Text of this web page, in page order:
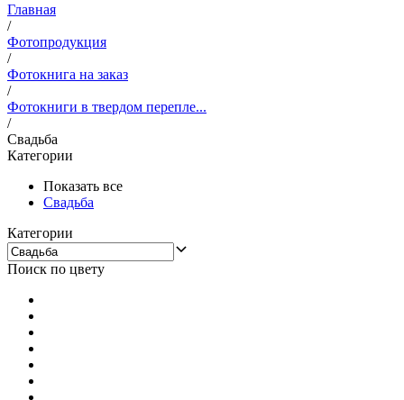
Главная
/
Фотопродукция
/
Фотокнига на заказ
/
Фотокниги в твердом перепле...
/
Свадьба
Категории
Показать все
Свадьба
Категории
Поиск по цвету